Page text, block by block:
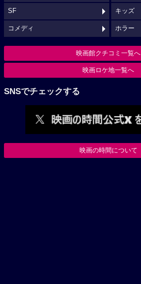
SF キッズ
コメディ ホラー
映画館クチコミ一覧へ
映画ロケ地一覧へ
SNSでチェックする
映画の時間について